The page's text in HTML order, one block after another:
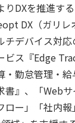
りDXを推進す
DX（ガリレ
チデバイス対
ビス『Edge
・勤怠管理・
書』、「Web
ロー」「社内